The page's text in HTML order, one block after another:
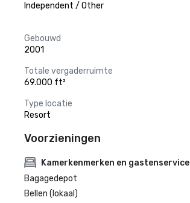
Independent / Other
Gebouwd
2001
Totale vergaderruimte
69.000 ft²
Type locatie
Resort
Voorzieningen
Kamerkenmerken en gastenservice
Bagagedepot
Bellen (lokaal)